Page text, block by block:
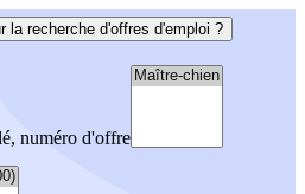
la recherche d'offres d'emploi ?
numéro d'offre